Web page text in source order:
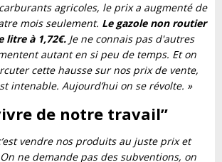
agricoles, le prix a augmenté de
mois seulement. Le gazole non routier
litre à 1,72€. Je ne connais pas d'autres
autant en si peu de temps. Et on
cette hausse sur nos prix de vente,
intenable. Aujourd’hui on se révolte. »
de notre travail”
vendre nos produits au juste prix et
ne demande pas des subventions, on